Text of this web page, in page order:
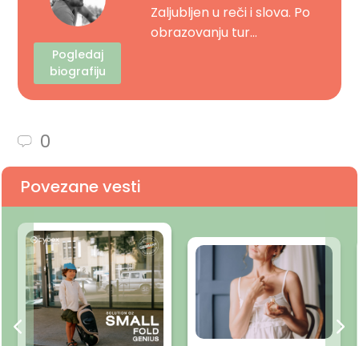
Pogledaj
biografiju
Zaljubljen u reči i slova. Po
obrazovanju tur...
0
Povezane vesti